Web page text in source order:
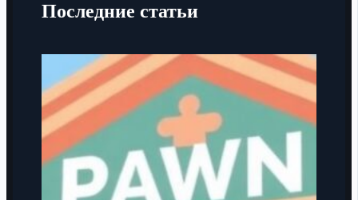
Последние статьи